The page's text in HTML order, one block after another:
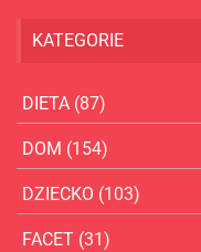
KATEGORIE
DIETA (87)
DOM (154)
DZIECKO (103)
FACET (31)